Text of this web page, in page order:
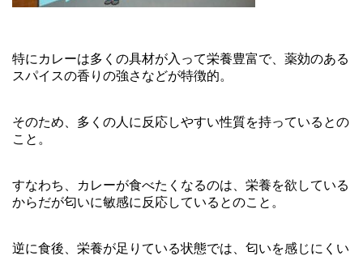
特にカレーは多くの具材が入って栄養豊富で、薬効のある
スパイスの香りの強さなどが特徴的。
そのため、多くの人に反応しやすい性質を持っているとの
こと。
すなわち、カレーが食べたくなるのは、栄養を欲している
からだが匂いに敏感に反応しているとのこと。
逆に食後、栄養が足りている状態では、匂いを感じにくい